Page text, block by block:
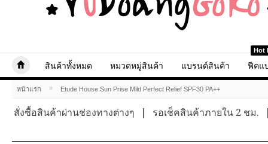
สินค้าทั้งหมด หมวดหมู่สินค้า แบรนด์สินค้า
Hot
ฟีคแ
หน้าแรก » Etude House Sun Prise Mild Perfect Relief SPF30 PA++
สั่งซื้อสินค้าผ่านช่องทางต่างๆ รอเช็คสินค้าภายใน 2 ชม.